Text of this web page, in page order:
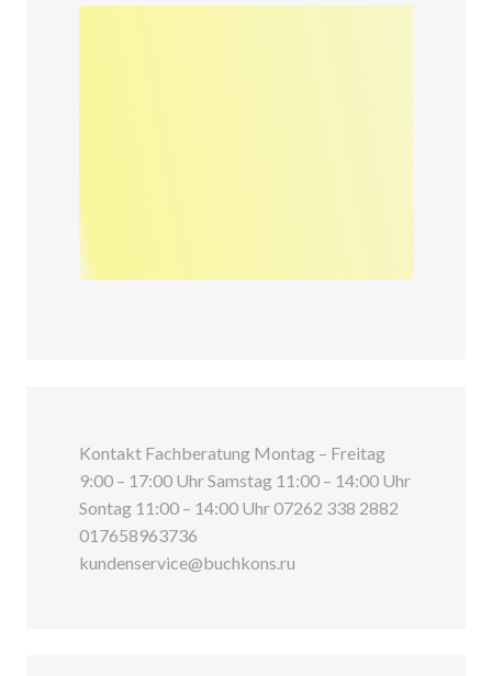
Kontakt Fachberatung Montag – Freitag
9:00 – 17:00 Uhr Samstag 11:00 – 14:00 Uhr
Sontag 11:00 – 14:00 Uhr 07262 338 2882
017658963736
kundenservice@buchkons.ru